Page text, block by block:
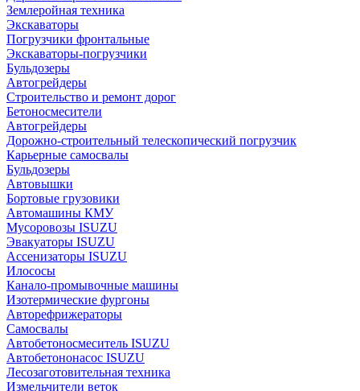
Землеройная техника
Экскаваторы
Погрузчики фронтальные
Экскаваторы-погрузчики
Бульдозеры
Автогрейдеры
Строительство и ремонт дорог
Бетоносмесители
Автогрейдеры
Дорожно-строительный телескопический погрузчик
Карьерные самосвалы
Бульдозеры
Автовышки
Бортовые грузовики
Автомашины КМУ
Мусоровозы ISUZU
Эвакуаторы ISUZU
Ассенизаторы ISUZU
Илососы
Канало-промывочные машины
Изотермические фургоны
Авторефрижераторы
Самосвалы
Автобетоносмеситель ISUZU
Автобетононасос ISUZU
Лесозаготовительная техника
Измельчители веток